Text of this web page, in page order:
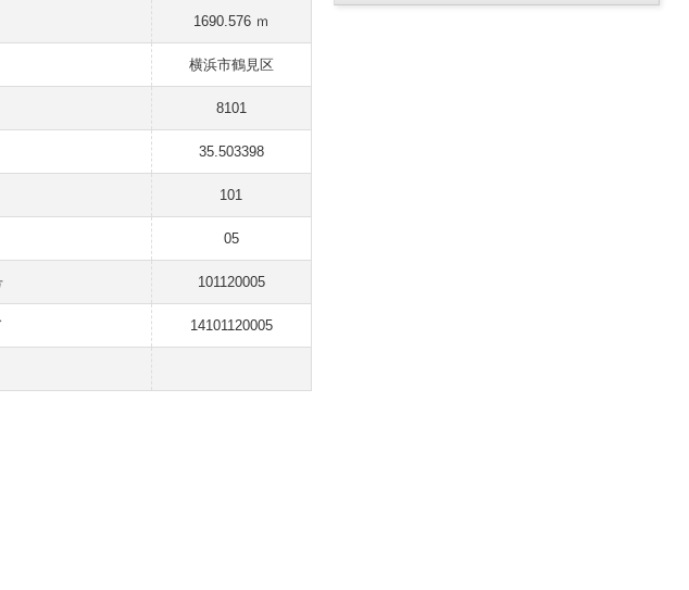
1690.576 ｍ
横浜市鶴見区
8101
35.503398
101
05
101120005
14101120005